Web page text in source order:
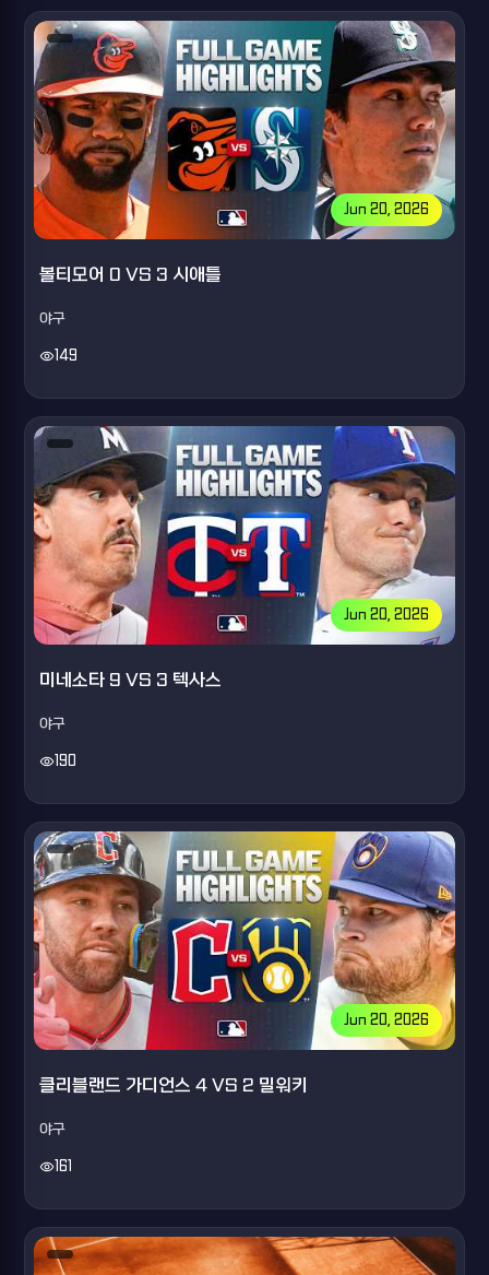
Jun 20, 2026
볼티모어 0 VS 3 시애틀
야구
visibility 149
Jun 20, 2026
미네소타 9 VS 3 텍사스
야구
visibility 190
Jun 20, 2026
클리블랜드 가디언스 4 VS 2 밀워키
야구
visibility 161